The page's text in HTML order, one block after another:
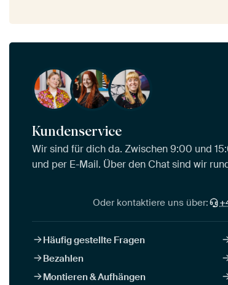
Kundenservice
Wir sind für dich da. Zwischen 9:00 und
und per E-Mail. Über den Chat sind wir
Oder kontaktiere uns über:
Häufig gestellte Fragen
Bezahlen
Montieren & Aufhängen